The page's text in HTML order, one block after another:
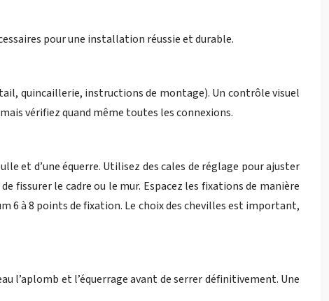
pour une installation réussie et durable.
quincaillerie, instructions de montage). Un contrôle visuel
vérifiez quand même toutes les connexions.
et d’une équerre. Utilisez des cales de réglage pour ajuster
fissurer le cadre ou le mur. Espacez les fixations de manière
6 à 8 points de fixation. Le choix des chevilles est important,
l’aplomb et l’équerrage avant de serrer définitivement. Une